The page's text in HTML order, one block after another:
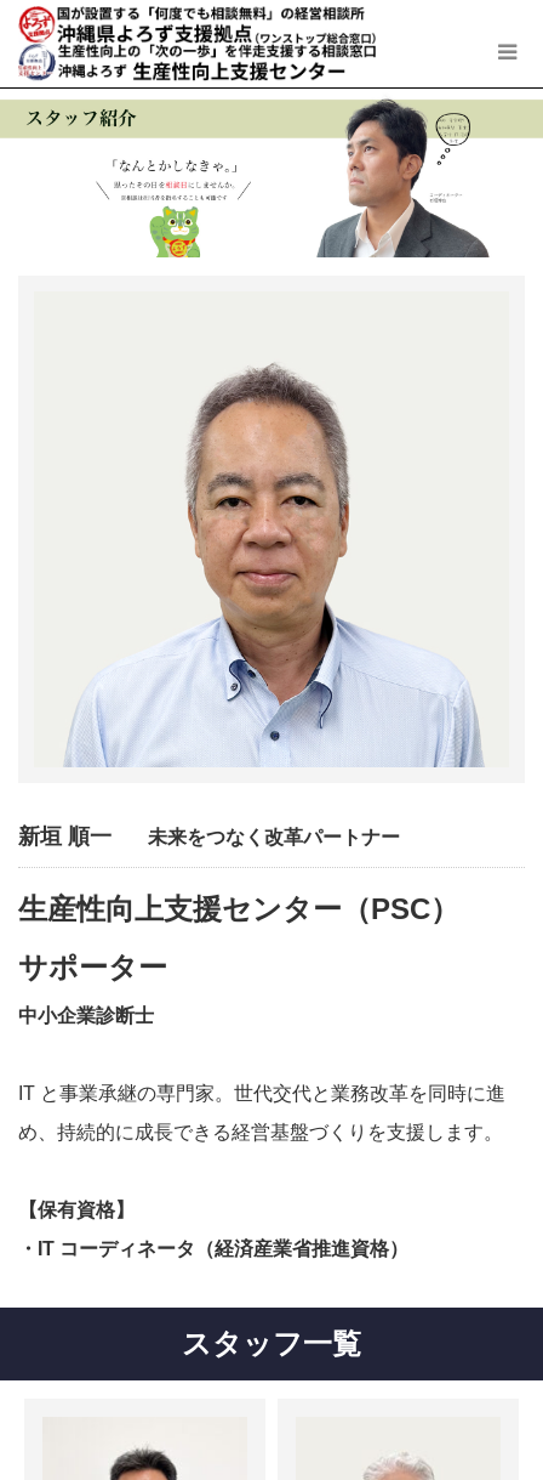
新垣 順一 未来をつなく改革パートナー
生産性向上支援センター（PSC）
サポーター
中小企業診断士
IT と事業承継の専門家。世代交代と業務改革を同時に進
め、持続的に成長できる経営基盤づくりを支援します。
【保有資格】
・IT コーディネータ（経済産業省推進資格）
スタッフ一覧